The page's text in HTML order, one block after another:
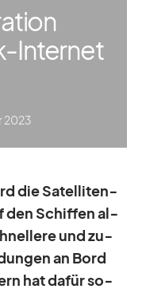
Internet
2023
die Sa­tel­li­ten­
den Schif­fen al­
und zu­
an Bord
hat da­für so­